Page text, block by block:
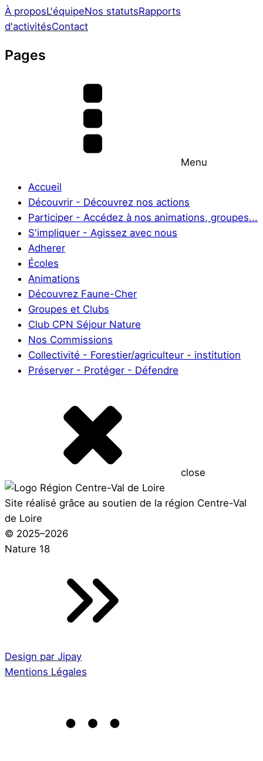
À proposL'équipeNos statutsRapports
d'activitésContact
Pages
Menu
Accueil
Découvrir - Découvrez nos actions
Participer - Accédez à nos animations, groupes...
S'impliquer - Agissez avec nous
Adherer
Écoles
Animations
Découvrez Faune-Cher
Groupes et Clubs
Club CPN Séjour Nature
Nos Commissions
Collectivité - Forestier/agriculteur - institution
Préserver - Protéger - Défendre
close
Site réalisé grâce au soutien de la région Centre-Val
de Loire
© 2025–2026
Nature 18
Design par Jipay
Mentions Légales